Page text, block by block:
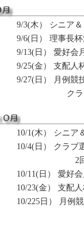
9/3(木） シニア
9/6(日） 理事長
9/13(日） 愛好会
9/25(金） 支配人
9/27(日） 月例競
クラブ選手
10/1(木） シニア
10/4(日） クラブ
2回戦（
10/11(日） 愛好
10/23(金） 支配
10/225日） 月例